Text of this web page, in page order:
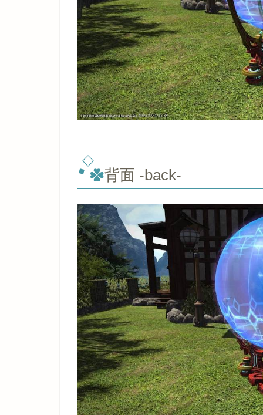
背面 -back-